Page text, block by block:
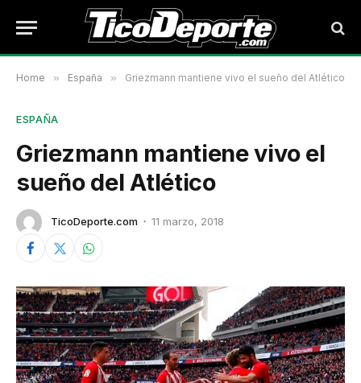
Home » España » Griezmann mantiene vivo el sueño del Atlético
ESPAÑA
Griezmann mantiene vivo el
sueño del Atlético
TicoDeporte.com 11 marzo, 2018